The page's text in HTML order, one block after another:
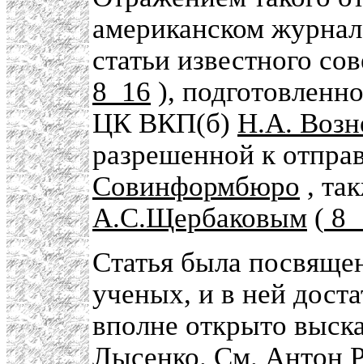
американском
статьи известного
8_16 ),
ЦК ВКП(б) Н.А.
разрешенной к
Совинформбюро ,
А.С.Щербаковым (
Статья была
ученых, и в ней
вполне открыто
Лысенко. См. Антон